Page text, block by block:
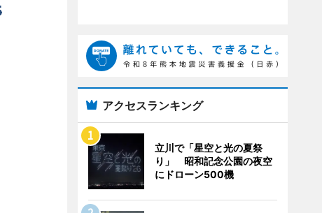
アクセスランキング
立川で「星空と光の夏祭
り」 昭和記念公園の夜空
にドローン500機